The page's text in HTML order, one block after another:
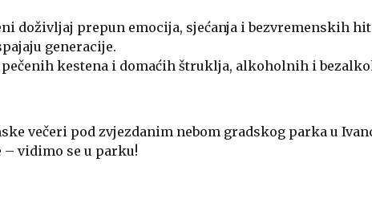
doživljaj prepun emocija, sjećanja i bezvremenskih
generacije.
kestena i domaćih štruklja, alkoholnih i
večeri pod zvjezdanim nebom gradskog parka u
– vidimo se u parku!